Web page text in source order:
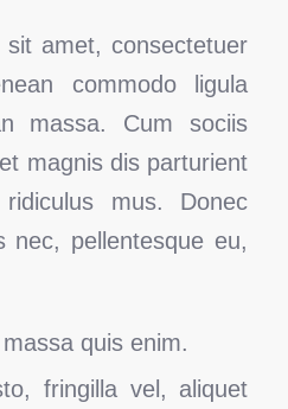
amet, consectetuer
commodo ligula
massa. Cum sociis
magnis dis parturient
mus. Donec
nec, pellentesque eu,
quis enim.
fringilla vel, aliquet